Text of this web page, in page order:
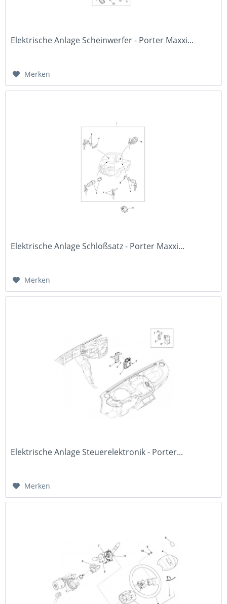
Elektrische Anlage Scheinwerfer - Porter Maxxi...
Merken
Elektrische Anlage Schloßsatz - Porter Maxxi...
Merken
Elektrische Anlage Steuerelektronik - Porter...
Merken